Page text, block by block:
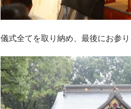
儀式全てを取り納め、最後にお参り